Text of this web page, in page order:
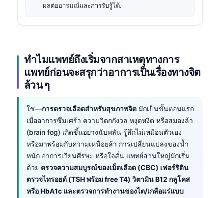
ผลต่ออารมณ์และการรับรู้ได้.
ทำไมแพทย์ถึงเริ่มจากสาเหตุทางการ
แพทย์ก่อนจะสรุกว่าอาการเป็นเรื่องทางจิต
ล้วน ๆ
ใช่—การตรวจเลือดสำหรับสุขภาพจิต มักเป็นขั้นตอนแรก
เมื่ออาการซึมเศร้า ความวิตกกังวล หงุดหงิด หรือสมองล้า
(brain fog) เกิดขึ้นอย่างฉับพลัน รู้สึกไม่เหมือนตัวเอง
หรือมาพร้อมกับความเหนื่อยล้า การเปลี่ยนแปลงของน้ำ
หนัก อาการเวียนศีรษะ หรือใจสั่น แพทย์ส่วนใหญ่มักเริ่ม
ด้วย ตรวจความสมบูรณ์ของเม็ดเลือด (CBC) เฟอร์ริติน
ตรวจไทรอยด์ (TSH พร้อม free T4) วิตามิน B12 กลูโคส
หรือ HbA1c และตรวจการทำงานของไต/เกลือแร่แบบ